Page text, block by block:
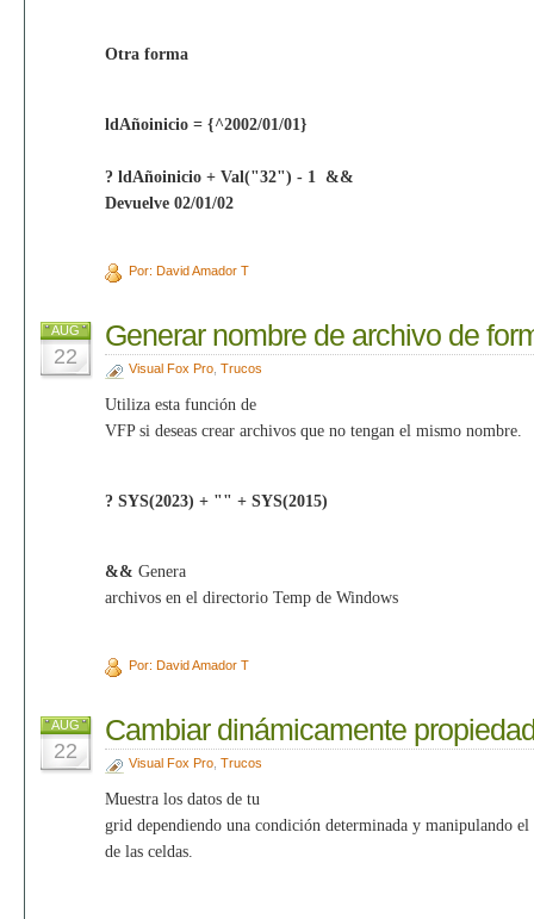
Otra forma
ldAñoinicio = {^2002/01/01}
? ldAñoinicio + Val("32") - 1 &&
Devuelve 02/01/02
Por: David Amador T
AUG
22
Generar nombre de archivo de
Visual Fox Pro, Trucos
Utiliza esta función de
VFP si deseas crear archivos que no tengan el mismo nombre.
? SYS(2023) + "" + SYS(2015)
&& Genera
archivos en el directorio Temp de Windows
Por: David Amador T
AUG
22
Cambiar dinámicamente
Visual Fox Pro, Trucos
Muestra los datos de tu
grid dependiendo una condición determinada y manipulando
de las celdas.